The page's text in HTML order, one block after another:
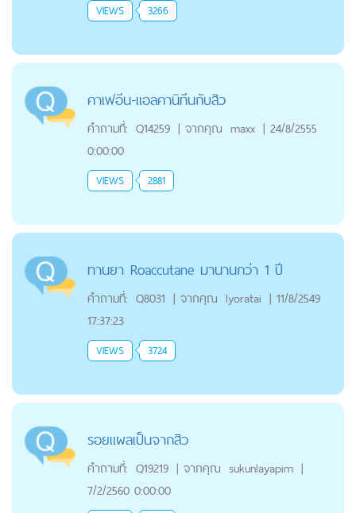
VIEWS 3266
คาเฟอีน-แอลคานิทีนกับสิว
คำถามที่: Q14259 | จากคุณ maxx | 24/8/2555
0:00:00
VIEWS 2881
ทานยา Roaccutane มานานกว่า 1 ปี
คำถามที่: Q8031 | จากคุณ lyoratai | 11/8/2549
17:37:23
VIEWS 3724
รอยแผลเป็นจากสิว
คำถามที่: Q19219 | จากคุณ sukunlayapim |
7/2/2560 0:00:00